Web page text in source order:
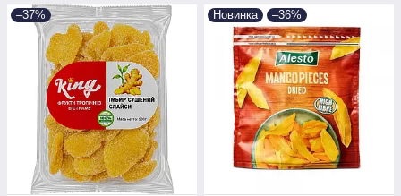
–37% Новинка –36%